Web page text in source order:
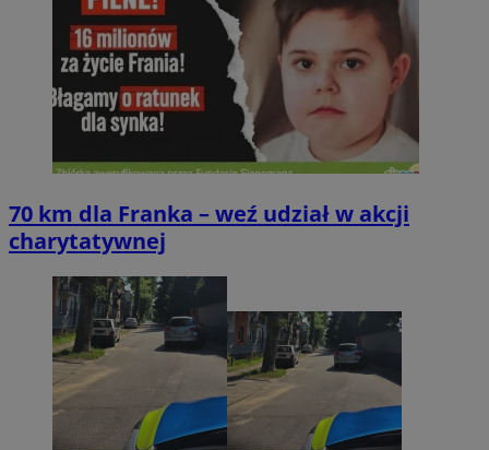
70 km dla Franka – weź udział w akcji
charytatywnej